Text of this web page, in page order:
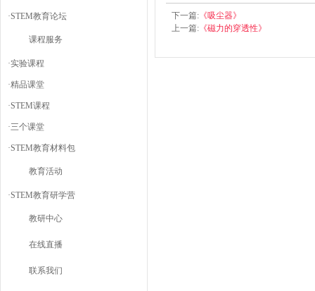
下一篇: 《吸尘器》
上一篇: 《磁力的穿透性》
·STEM教育论坛
课程服务
·实验课程
·精品课堂
·STEM课程
·三个课堂
·STEM教育材料包
教育活动
·STEM教育研学营
教研中心
在线直播
联系我们